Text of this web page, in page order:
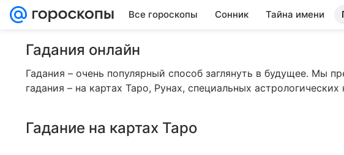
Все гороскопы Сонник Тайна имени
Гадания онлайн
Гадания – очень популярный способ заглянуть в будущее. Мы
гадания – на картах Таро, Рунах, специальных астрологических
Гадание на картах Таро